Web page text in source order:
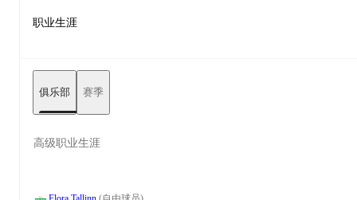
职业生涯
俱乐部 赛季
高级职业生涯